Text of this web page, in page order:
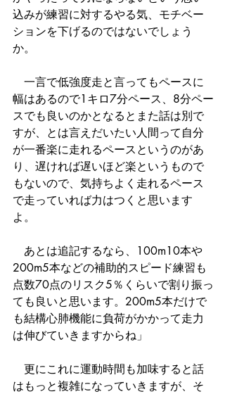
込みが練習に対するやる気、モチベー
ションを下げるのではないでしょう
か。
一言で低強度走と言ってもペースに
幅はあるので1キロ7分ペース、8分ペー
スでも良いのかとなるとまた話は別で
すが、とは言えだいたい人間って自分
が一番楽に走れるペースというのがあ
り、遅ければ遅いほど楽というもので
もないので、気持ちよく走れるペース
で走っていれば力はつくと思います
よ。
あとは追記するなら、100m10本や
200m5本などの補助的スピード練習も
点数70点のリスク5％くらいで割り振っ
ても良いと思います。200m5本だけで
も結構心肺機能に負荷がかかって走力
は伸びていきますからね」
更にこれに運動時間も加味すると話
はもっと複雑になっていきますが、そ